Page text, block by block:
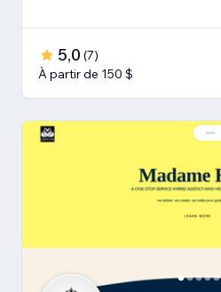
5,0 (7)
À partir de 150 $